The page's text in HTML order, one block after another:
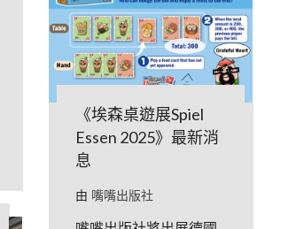
《埃森桌遊展Spiel
Essen 2025》最新消
息
由 嘴嘴出版社